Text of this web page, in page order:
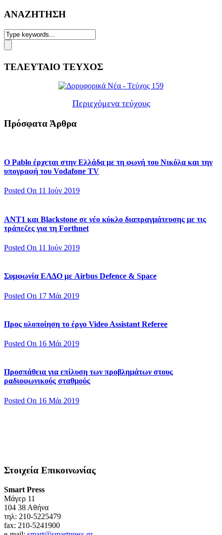
ΑΝΑΖΗΤΗΣΗ
ΤΕΛΕΥΤΑΙΟ ΤΕΥΧΟΣ
Περιεχόμενα τεύχους
Πρόσφατα Άρθρα
Ο Pablo έρχεται στην Ελλάδα με τη φωνή του Νικόλα και την
υπογραφή του Vodafone TV
Posted On 11 Ιούν 2019
ΑΝΤ1 και Blackstone σε νέο κύκλο διαπραγμάτευσης με τις
τράπεζες για τη Forthnet
Posted On 11 Ιούν 2019
Συμφωνία ΕΛΔΟ με Airbus Defence & Space
Posted On 17 Μάι 2019
Προς υλοποίηση το έργο Video Assistant Referee
Posted On 16 Μάι 2019
Προσπάθεια για επίλυση των προβλημάτων στους
ραδιοφωνικούς σταθμούς
Posted On 16 Μάι 2019
Στοιχεία Επικοινωνίας
Smart Press
Mάγερ 11
104 38 Αθήνα
τηλ: 210-5225479
fax: 210-5241900